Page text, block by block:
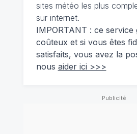
sites météo les plus
sur internet.
IMPORTANT : ce service
coûteux et si vous êtes
satisfaits, vous avez la
nous aider ici >>>